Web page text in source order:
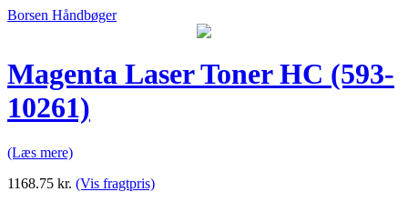
Borsen Håndbøger
Magenta Laser Toner HC (593-
10261)
(Læs mere)
1168.75 kr. (Vis fragtpris)